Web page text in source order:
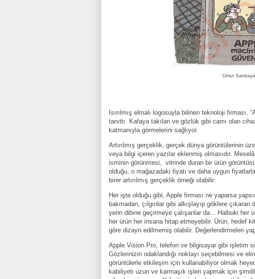
Umut
Isırılmış elmalı logosuyla bilinen teknoloji
tanıttı. Kafaya takılan ve gözlük gibi camı olan
katmanıyla görmelerini sağlıyor.
Artırılmış gerçeklik, gerçek dünya görüntülerinin
veya bilgi içeren yazılar eklenmiş olmasıdır.
isminin görünmesi,
vitrinde duran bir ürün
olduğu, o mağazadaki fiyatı ve daha uygun
birer artırılmış gerçeklik örneği olabilir.
Her işte olduğu gibi, Apple firması ne yaparsa
bakmadan, çılgınlar gibi alkışlayıp göklere
yerin dibine geçirmeye çalışanlar da... Halbuki her
her ürün her insana hitap etmeyebilir. Ürün, hedef
göre dizayn edilmemiş olabilir. Değerlendirmeleri
Apple Vision Pro, telefon ve bilgisayar gibi işletim
Gözlerinizin odaklandığı noktayı seçebilmesi ve
görüntülerle etkileşim için kullanabiliyor olmak
kabiliyeti uzun ve karmaşık işleri yapmak için